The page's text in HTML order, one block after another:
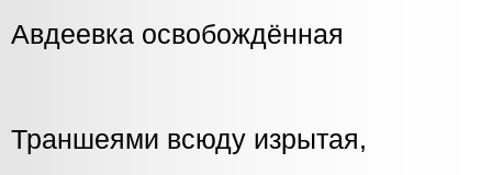
Авдеевка освобождённая
Траншеями всюду изрытая,